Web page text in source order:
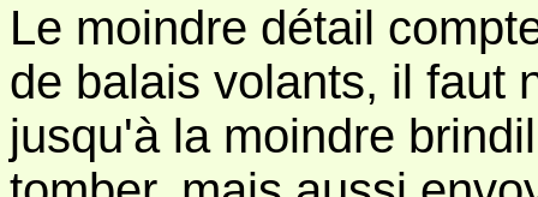
Le moindre détail
de balais volants, il faut
jusqu'à la moindre